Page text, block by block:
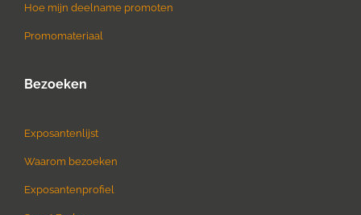
Hoe mijn deelname promoten
Promomateriaal
Bezoeken
Exposantenlijst
Waarom bezoeken
Exposantenprofiel